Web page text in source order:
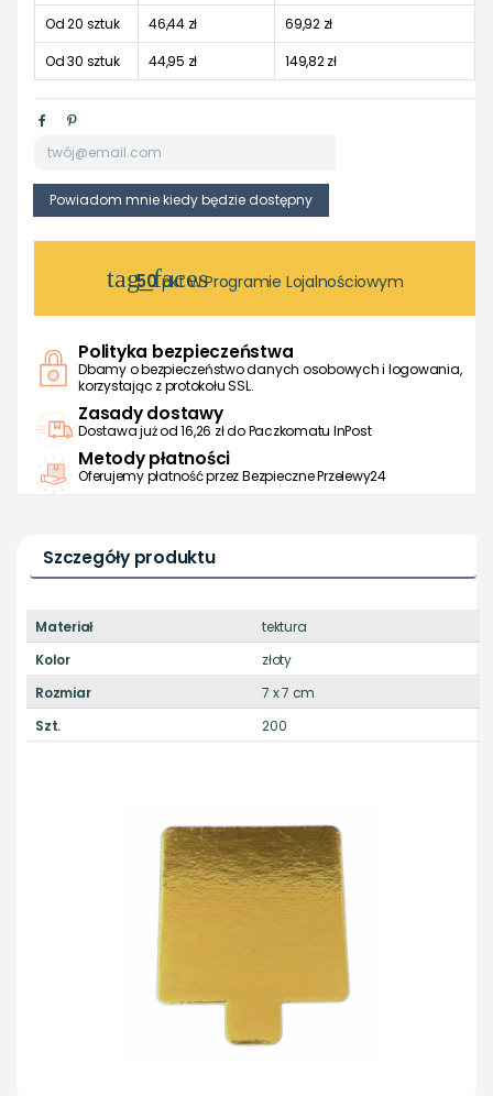
Od 20 sztuk
46,44 zł
69,92 zł
Od 30 sztuk
44,95 zł 149,82 zł
tag_faces
50pkt w Programie Lojalnościowym
Polityka bezpieczeństwa
Dbamy o bezpieczeństwo danych osobowych i logowania,
korzystając z protokołu SSL.
Zasady dostawy
Dostawa już od 16,26 zł do Paczkomatu InPost
Metody płatności
Oferujemy płatność przez Bezpieczne Przelewy24
Szczegóły produktu
Materiał
tektura
Kolor
złoty
Rozmiar
7 x 7 cm
Szt.
200